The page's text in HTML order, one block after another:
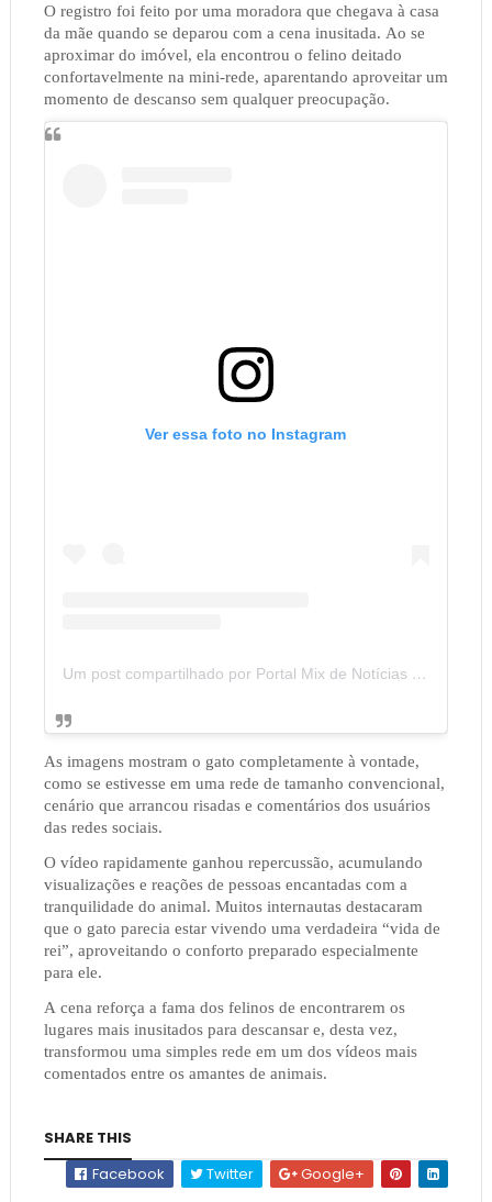
O registro foi feito por uma moradora que chegava à casa
da mãe quando se deparou com a cena inusitada. Ao se
aproximar do imóvel, ela encontrou o felino deitado
confortavelmente na mini-rede, aparentando aproveitar um
momento de descanso sem qualquer preocupação.
Ver essa foto no Instagram
Um post compartilhado por Portal Mix de Notícias (@portalmixdenoticias)
As imagens mostram o gato completamente à vontade,
como se estivesse em uma rede de tamanho convencional,
cenário que arrancou risadas e comentários dos usuários
das redes sociais.
O vídeo rapidamente ganhou repercussão, acumulando
visualizações e reações de pessoas encantadas com a
tranquilidade do animal. Muitos internautas destacaram
que o gato parecia estar vivendo uma verdadeira “vida de
rei”, aproveitando o conforto preparado especialmente
para ele.
A cena reforça a fama dos felinos de encontrarem os
lugares mais inusitados para descansar e, desta vez,
transformou uma simples rede em um dos vídeos mais
comentados entre os amantes de animais.
SHARE THIS
Facebook
Twitter Google+